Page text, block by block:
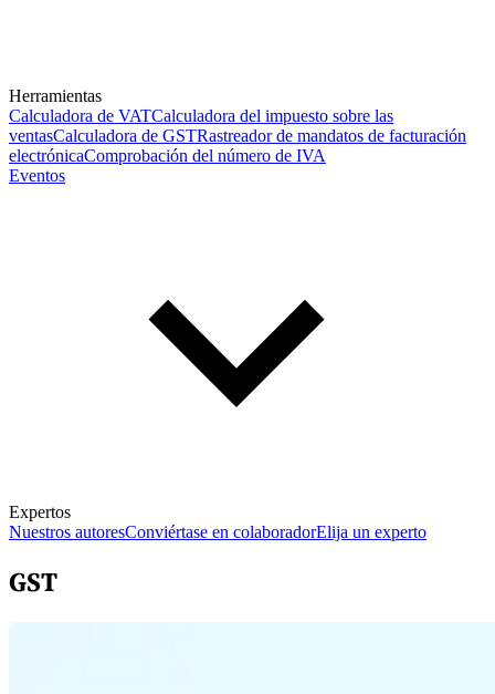
Herramientas
Calculadora de VATCalculadora del impuesto sobre las
ventasCalculadora de GSTRastreador de mandatos de facturación
electrónicaComprobación del número de IVA
Eventos
Expertos
Nuestros autoresConviértase en colaboradorElija un experto
GST